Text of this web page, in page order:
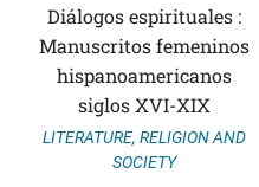
Diálogos espirituales :
Manuscritos femeninos
hispanoamericanos
siglos XVI-XIX
LITERATURE, RELIGION AND
SOCIETY